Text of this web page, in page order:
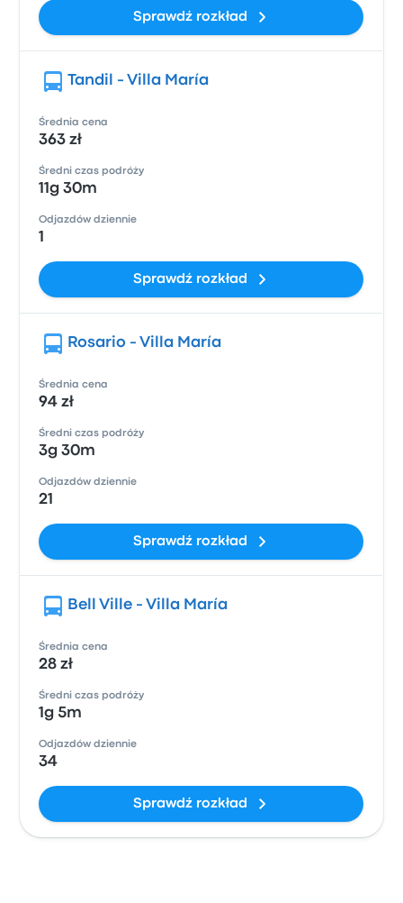
Sprawdź rozkład
Tandil - Villa María
Średnia cena
363 zł
Średni czas podróży
11g 30m
Odjazdów dziennie
1
Sprawdź rozkład
Rosario - Villa María
Średnia cena
94 zł
Średni czas podróży
3g 30m
Odjazdów dziennie
21
Sprawdź rozkład
Bell Ville - Villa María
Średnia cena
28 zł
Średni czas podróży
1g 5m
Odjazdów dziennie
34
Sprawdź rozkład